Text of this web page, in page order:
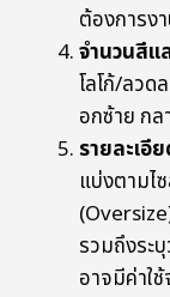
ต้องการง
จำนวนสีแ
โลโก้/ลวด
อกซ้าย ก
รายละเอี
แบ่งตามไ
รวมถึงระ
อาจมีค่าใ